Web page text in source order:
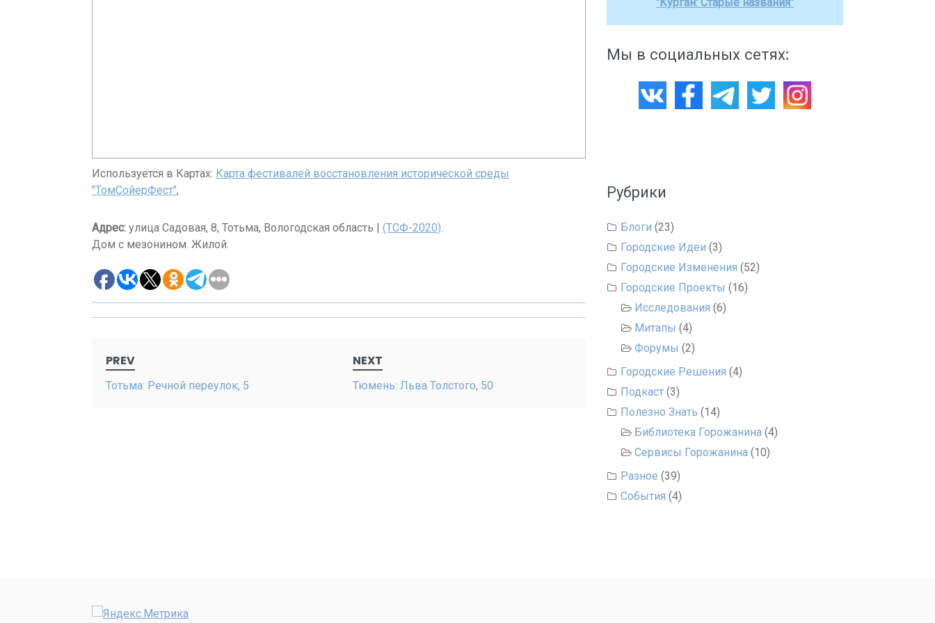
Используется в Картах: Карта фестивалей восстановления исторической среды
"ТомСойерФест",
Адрес: улица Садовая, 8, Тотьма, Вологодская область | (ТСФ-2020)
Дом с мезонином. Жилой.
navigation
PREV
Тотьма: Речной переулок, 5
NEXT
Тюмень: Льва Толстого, 50
Мы в социальных сетях:
Рубрики
Блоги (23)
Городские Идеи (3)
Городские Изменения (52)
Городские Проекты (16)
Исследования (6)
Митапы (4)
Форумы (2)
Городские Решения (4)
Подкаст (3)
Полезно Знать (14)
Библиотека Горожанина (4)
Сервисы Горожанина (10)
Разное (39)
События (4)